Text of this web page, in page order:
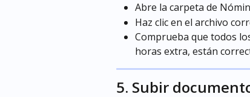
Abre la carpeta de
Haz clic en el archivo
Comprueba que todos
horas extra, están
5. Subir